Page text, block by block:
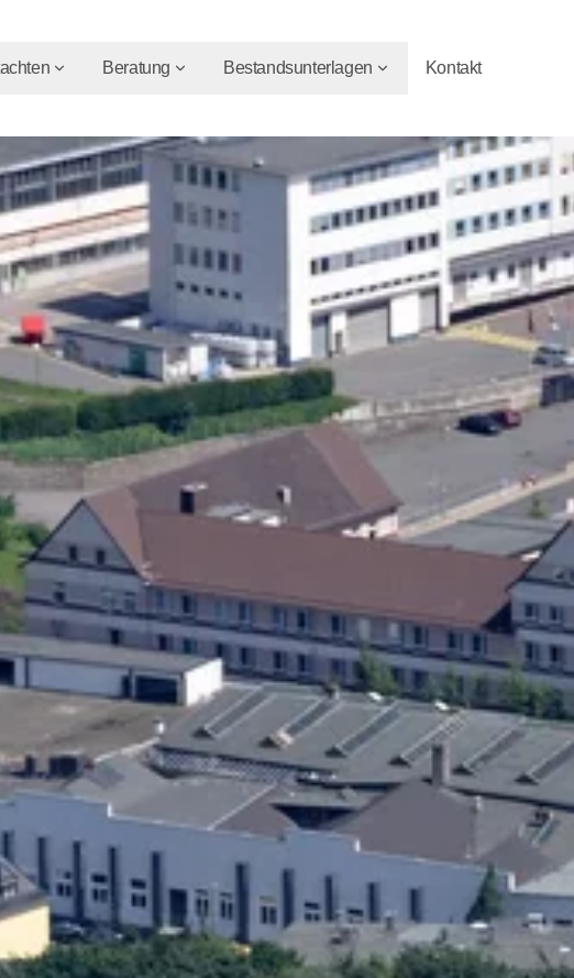
Beratung Bestandsunterlagen Kontakt